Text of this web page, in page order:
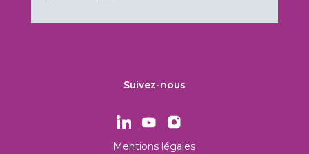
Suivez-nous
Mentions légales